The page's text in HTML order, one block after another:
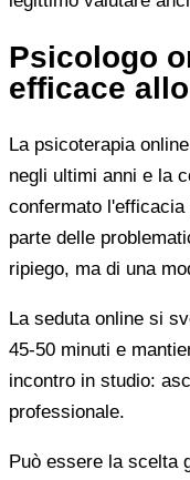
Psicologo
efficace
La psicoterapia
negli ultimi anni e la
confermato
parte delle
ripiego, ma di una
La seduta online si
45-50 minuti e
incontro in studio:
professionale.
Può essere la scelta